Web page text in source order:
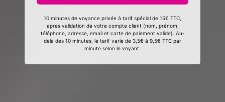
10 minutes de voyance privée à tarif spécial de 15€ TTC,
après validation de votre compte client (nom, prénom,
téléphone, adresse, email et carte de paiement valide). Au-
delà des 10 minutes, le tarif varie de 3,5€ à 9,5€ TTC par
minute selon le voyant.